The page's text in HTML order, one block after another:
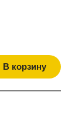
В корзину